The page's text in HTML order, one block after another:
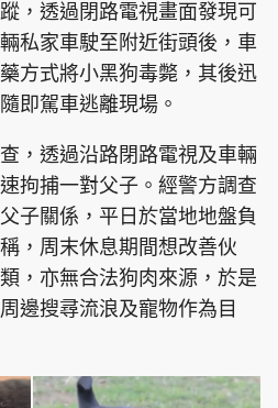
星島環球 The Standard
Oh!爸媽 JobMarket
版權及免責聲明
，透過閉路電視畫面發現可
私家車駛至附近街頭後，車
方式將小黑狗毒斃，其後迅
即駕車逃離現場。
，透過沿路閉路電視及車輛
拘捕一對父子。經警方調查
子關係，平日於當地地盤負
，周末休息期間想改善伙
，亦無合法狗肉來源，於是
邊搜尋流浪及寵物作為目